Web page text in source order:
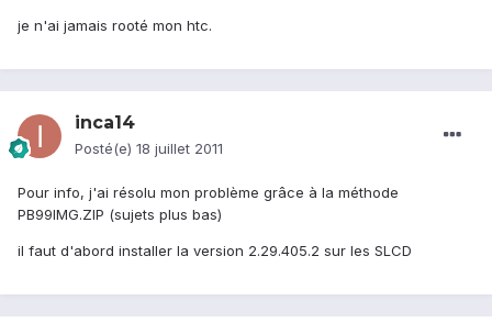
je n'ai jamais rooté mon htc.
inca14
Posté(e) 18 juillet 2011
Pour info, j'ai résolu mon problème grâce à la méthode
PB99IMG.ZIP (sujets plus bas)
il faut d'abord installer la version 2.29.405.2 sur les SLCD